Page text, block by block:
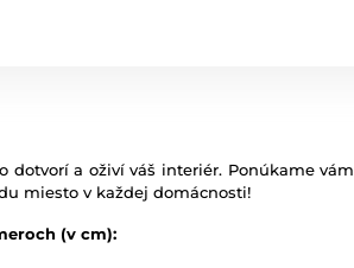
dotvorí a oživí váš interiér. Ponúkame vám
miesto v každej domácnosti!
(v cm):